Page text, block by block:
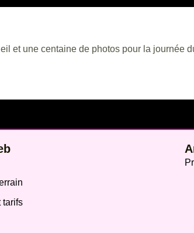
et une centaine de photos pour la journée
tarifs